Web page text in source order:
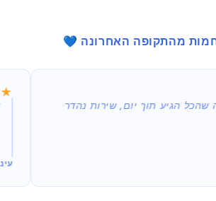
מהתקופה האחרונה 💙
שהכל הגיע תוך יום, שירות נהדר